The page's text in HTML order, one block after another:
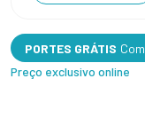
PORTES GRÁTIS
Preço exclusivo online